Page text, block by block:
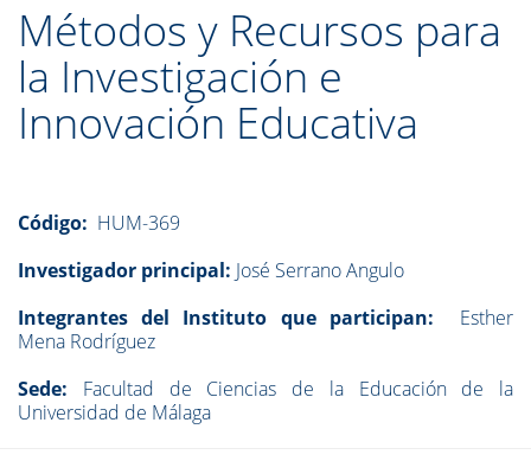
Métodos y Recursos para
la Investigación e
Innovación Educativa
Código: HUM-369
Investigador principal: José Serrano Angulo
Integrantes del Instituto que participan: Esther
Mena Rodríguez
Sede: Facultad de Ciencias de la Educación de la
Universidad de Málaga